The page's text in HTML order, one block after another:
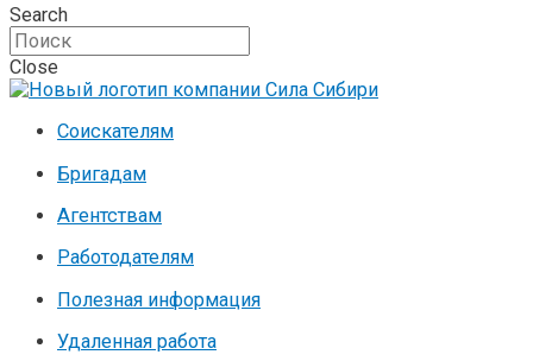
Search
Close
Соискателям
Бригадам
Агентствам
Работодателям
Полезная информация
Удаленная работа